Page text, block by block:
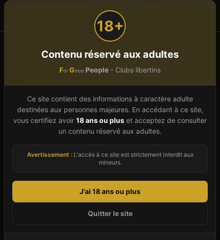
18+
Contenu réservé aux adultes
ForGood People - Clubs libertins
Ce site contient des informations à caractère adulte
destinées aux personnes majeures. En accédant à ce site,
vous certifiez avoir 18 ans ou plus et acceptez de consulter
un contenu réservé aux adultes.
Avertissement :L'accès à ce site est strictement interdit aux
mineurs.
J'ai 18 ans ou plus
Quitter le site
Accueil Grand Est Vosges (88)
Club libertinVosges (
Trouvez un club libertin dans le Vosges (88)
parmi les 3 établissements référencés en 2026.
Ce département de Grand Est offre une scène
répartis sur 3 villes. Chaque fiche établissement
(espace couples, sauna, jacuzzi, bar, piste de
danse, salles thématiques), les soirées
organisées (mixtes, couples, célibataires, à